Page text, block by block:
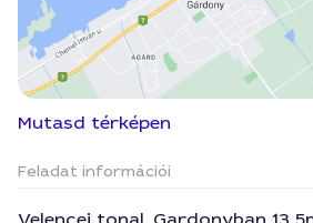
Mutasd térképen
Feladat információi